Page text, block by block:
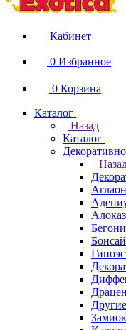
Кабинет
0 Избранное
0 Корзина
Каталог
Назад
Каталог
Бонсай